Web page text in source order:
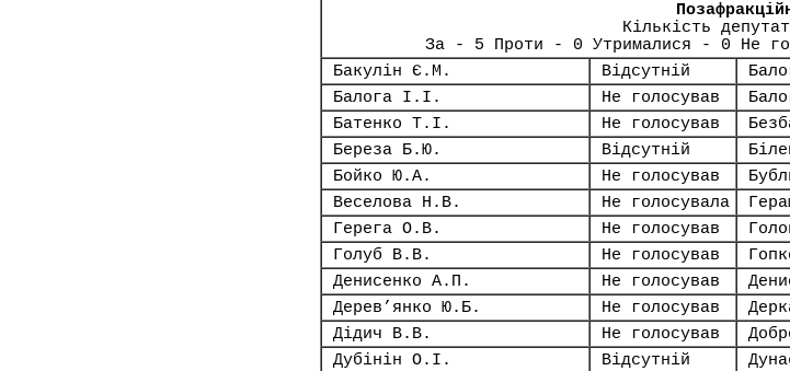
Кількість
За - 5 Проти - 0 Утрималися - 0 Не
Бакулін Є.М.
Відсутній
Балога І.І.
Не голосував
Батенко Т.І.
Не голосував
Береза Б.Ю.
Відсутній
Бойко Ю.А.
Не голосував
Веселова Н.В.
Не голосувала
Герега О.В.
Не голосував
Голуб В.В.
Не голосував
Денисенко А.П.
Не голосував
Дерев’янко Ю.Б.
Не голосував
Дідич В.В.
Не голосував
Дубінін О.І.
Відсутній